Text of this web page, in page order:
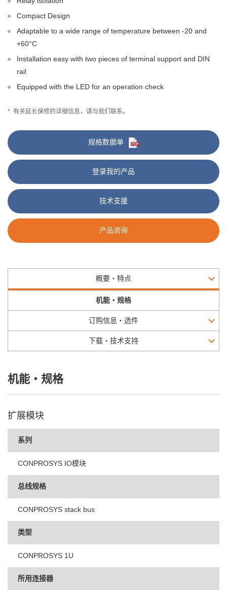
Compact Design
Adaptable to a wide range of temperature between -20 and
+60°C
Installation easy with two pieces of terminal support and DIN
rail
Equipped with the LED for an operation check
* 有关延长保修的详细信息，请与我们联系。
规格数据单
登录我的产品
技术支援
产品咨询
概要・特点
机能・规格
订购信息・选件
下载・技术支持
机能・规格
扩展模块
系列
CONPROSYS IO模块
总线规格
CONPROSYS stack bus
类型
CONPROSYS 1U
所用连接器